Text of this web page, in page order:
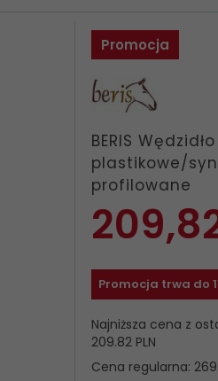
Promocja
BERIS Wędzidło
plastikowe/
profilowane
209,
Promocja trwa do
Najniższa cena z
209.82 PLN
Cena regularna: